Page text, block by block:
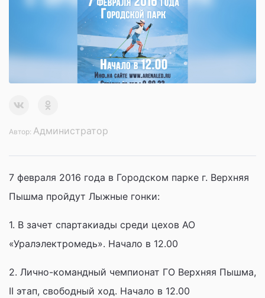
Автор: Администратор
7 февраля 2016 года в Городском парке г. Верхняя
Пышма пройдут Лыжные гонки:
1. В зачет спартакиады среди цехов АО
«Уралэлектромедь». Начало в 12.00
2. Лично-командный чемпионат ГО Верхняя Пышма,
II этап, свободный ход. Начало в 12.00